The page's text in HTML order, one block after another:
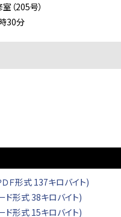
205号）
30分
Ｆ形式 137キロバイト)
ド形式 38キロバイト)
ド形式 15キロバイト)